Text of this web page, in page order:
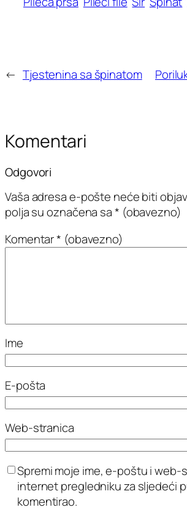
← Tjestenina sa špinatom
Komentari
Odgovori
Vaša adresa e-pošte neće biti
polja su označena sa* (obavezno)
Komentar* (obavezno)
Ime
E-pošta
Web-stranica
Spremi moje ime, e-poštu i web-
internet pregledniku za sljedeći
komentirao.